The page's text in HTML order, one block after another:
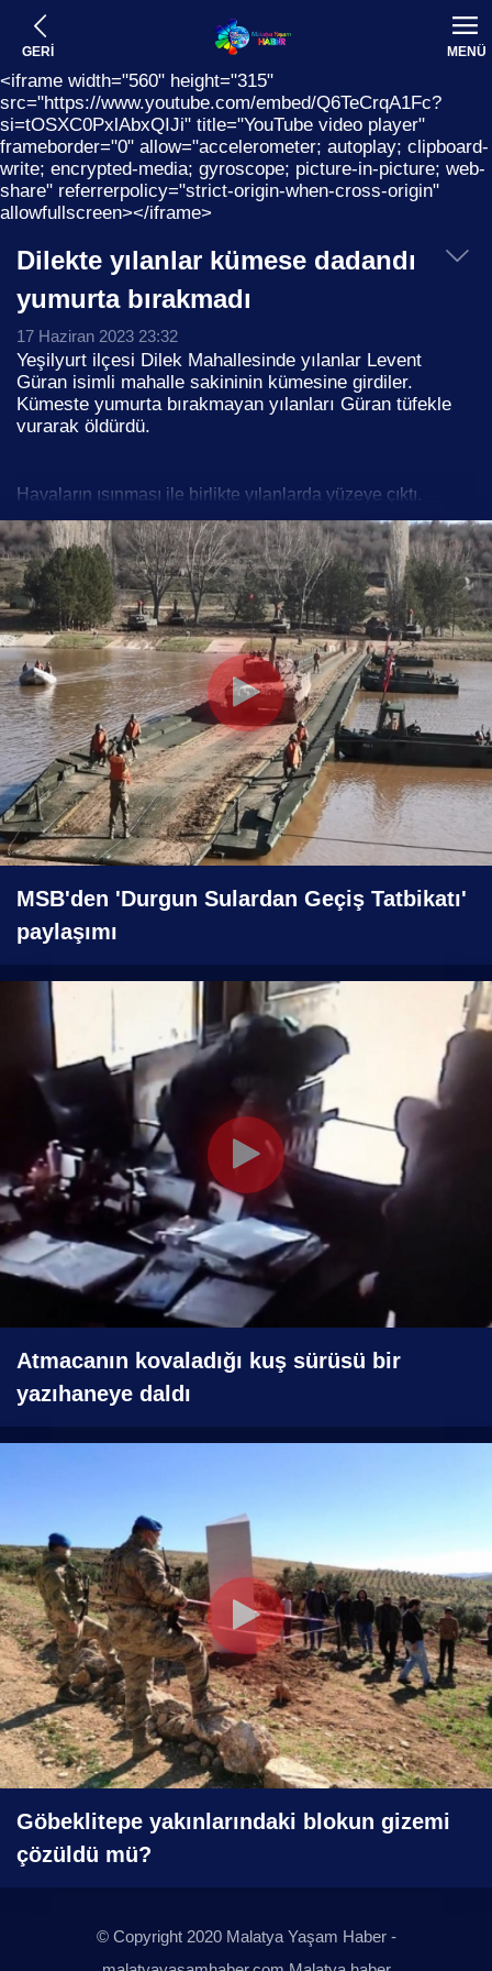
GERİ MENÜ
<iframe width="560" height="315"
src="https://www.youtube.com/embed/Q6TeCrqA1Fc?
si=tOSXC0PxlAbxQIJi" title="YouTube video player"
frameborder="0" allow="accelerometer; autoplay; clipboard-
write; encrypted-media; gyroscope; picture-in-picture; web-
share" referrerpolicy="strict-origin-when-cross-origin"
allowfullscreen></iframe>
Dilekte yılanlar kümese dadandı
yumurta bırakmadı
17 Haziran 2023 23:32
Yeşilyurt ilçesi Dilek Mahallesinde yılanlar Levent
Güran isimli mahalle sakininin kümesine girdiler.
Kümeste yumurta bırakmayan yılanları Güran tüfekle
vurarak öldürdü.
Havaların ısınması ile birlikte yılanlarda yüzeye çıktı.
Yeşilyurt ilçesi Dilek Mahallesi santral sokakta bulunan
Levent Güran’ın kümesine dadanan ve bahçeden
ayrılmayan yılanlar, kümeste yumurta bırakmadı. Kümesine
dadanan ve bahçeden ayrılmayan yılanlar için Güray, ‘tek
çare onları vurarak öldürmek olduğu’ ifade ederek yılanları
tüfekle vurdu. 2 yılanı vurduğunu söyleyen Güray,
bahçesinde tane daha yılan olduğunu belirtti.
Yorumlar (0)
MSB'den 'Durgun Sulardan Geçiş Tatbikatı'
paylaşımı
Atmacanın kovaladığı kuş sürüsü bir
yazıhaneye daldı
Göbeklitepe yakınlarındaki blokun gizemi
çözüldü mü?
© Copyright 2020 Malatya Yaşam Haber -